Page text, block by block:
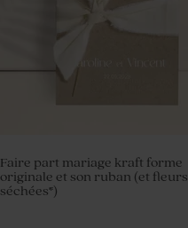
Faire part mariage kraft forme
originale et son ruban (et fleurs
séchées*)